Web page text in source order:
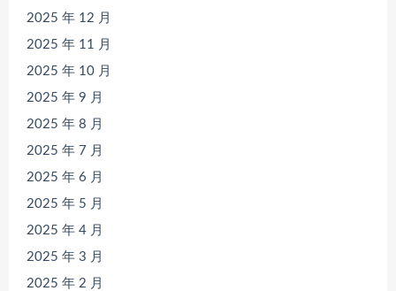
2025 年 12 月
2025 年 11 月
2025 年 10 月
2025 年 9 月
2025 年 8 月
2025 年 7 月
2025 年 6 月
2025 年 5 月
2025 年 4 月
2025 年 3 月
2025 年 2 月